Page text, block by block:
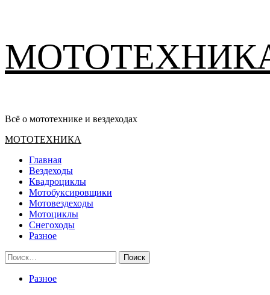
содержимому
Всё о мототехнике и вездеходах
Основное
МОТОТЕХНИКА
Главная
Вездеходы
Квадроциклы
Мотобуксировщики
Мотовездеходы
Мотоциклы
Снегоходы
Разное
Найти:
Разное